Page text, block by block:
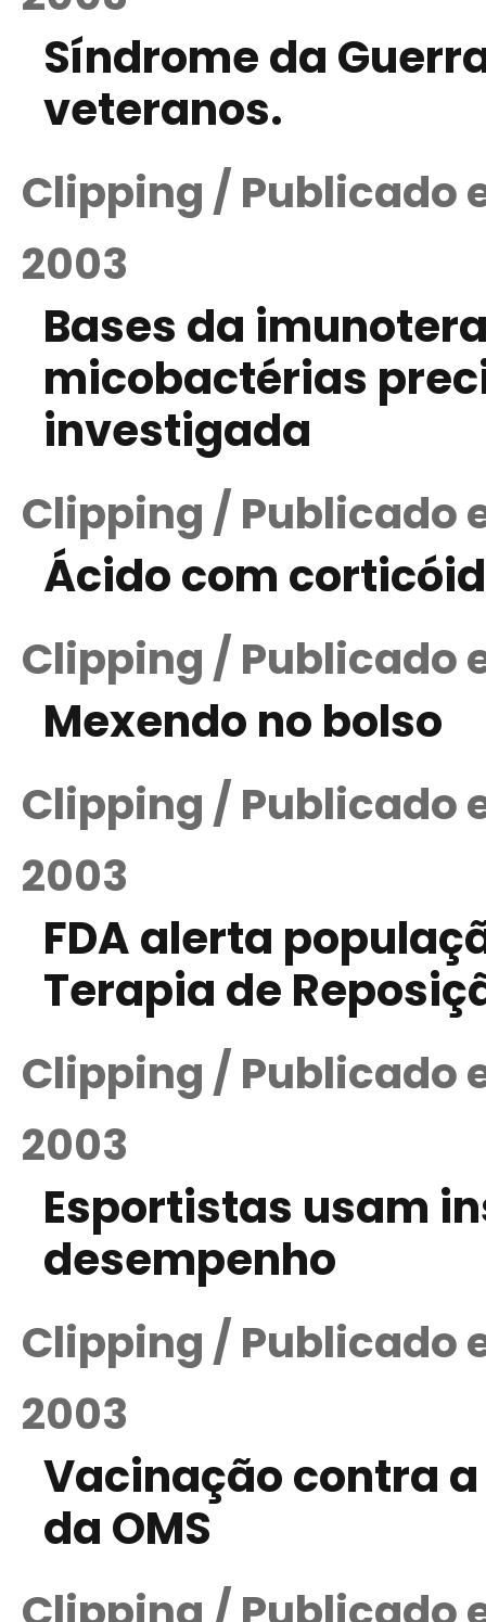
Síndrome da
veteranos.
Clipping / Publicado
2003
Bases da
micobactérias
investigada
Clipping / Publicado
Ácido com
Clipping / Publicado
Mexendo no bolso
Clipping / Publicado
2003
FDA alerta
Terapia de
Clipping / Publicado
2003
Esportistas usam
desempenho
Clipping / Publicado
2003
Vacinação contra
da OMS